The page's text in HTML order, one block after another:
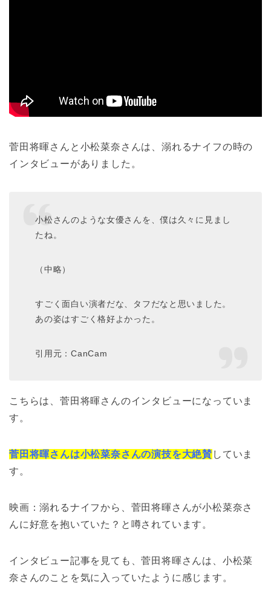
菅田将暉さんと小松菜奈さんは、溺れるナイフの時の
インタビューがありました。
小松さんのような女優さんを、僕は久々に見まし
たね。
（中略）
すごく面白い演者だな、タフだなと思いました。
あの姿はすごく格好よかった。
引用元：CanCam
こちらは、菅田将暉さんのインタビューになっていま
す。
菅田将暉さんは小松菜奈さんの演技を大絶賛 していま
す。
映画：溺れるナイフから、菅田将暉さんが小松菜奈さ
んに好意を抱いていた？と噂されています。
インタビュー記事を見ても、菅田将暉さんは、小松菜
奈さんのことを気に入っていたように感じます。